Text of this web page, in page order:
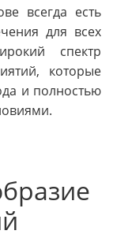
всегда есть
для всех
спектр
которые
и полностью